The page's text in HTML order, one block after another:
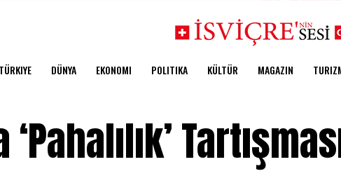
TÜRKIYE DÜNYA EKONOMI POLITIKA KÜLTÜR MAGAZIN